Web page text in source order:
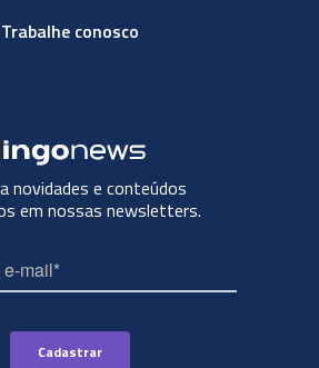
Trabalhe conosco
novidades e conteúdos
em nossas newsletters.